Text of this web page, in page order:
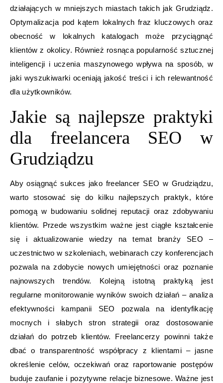
działających w mniejszych miastach takich jak Grudziądz.
Optymalizacja pod kątem lokalnych fraz kluczowych oraz
obecność w lokalnych katalogach może przyciągnąć
klientów z okolicy. Również rosnąca popularność sztucznej
inteligencji i uczenia maszynowego wpływa na sposób, w
jaki wyszukiwarki oceniają jakość treści i ich relewantność
dla użytkowników.
Jakie są najlepsze praktyki
dla freelancera SEO w
Grudziądzu
Aby osiągnąć sukces jako freelancer SEO w Grudziądzu,
warto stosować się do kilku najlepszych praktyk, które
pomogą w budowaniu solidnej reputacji oraz zdobywaniu
klientów. Przede wszystkim ważne jest ciągłe kształcenie
się i aktualizowanie wiedzy na temat branży SEO –
uczestnictwo w szkoleniach, webinarach czy konferencjach
pozwala na zdobycie nowych umiejętności oraz poznanie
najnowszych trendów. Kolejną istotną praktyką jest
regularne monitorowanie wyników swoich działań – analiza
efektywności kampanii SEO pozwala na identyfikację
mocnych i słabych stron strategii oraz dostosowanie
działań do potrzeb klientów. Freelancerzy powinni także
dbać o transparentność współpracy z klientami – jasne
określenie celów, oczekiwań oraz raportowanie postępów
buduje zaufanie i pozytywne relacje biznesowe. Ważne jest